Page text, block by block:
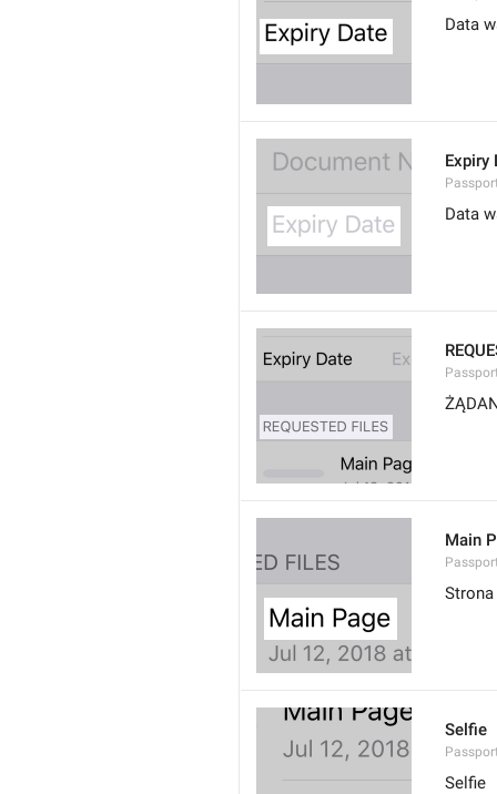
Data
Expiry
Data
Main
Strona
Selfie
Selfie